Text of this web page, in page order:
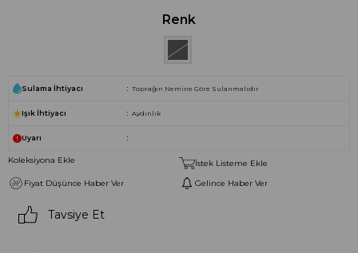
Renk
Sulama İhtiyacı Toprağın Nemine Göre Sulanmalıdır
Işık İhtiyacı Aydınlık
Uyarı
Koleksiyona Ekle
İstek Listeme Ekle
Fiyat Düşünce Haber Ver
Gelince Haber Ver
Tavsiye Et